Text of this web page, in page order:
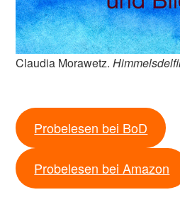
Claudia Morawetz.
Probelesen bei BoD
Probelesen bei Amazon